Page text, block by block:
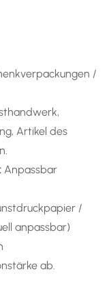
/
Artikel des
Anpassbar
/
anpassbar)
ab.